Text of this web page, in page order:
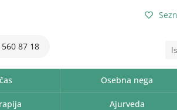
87 18
Osebna nega
Ajurveda